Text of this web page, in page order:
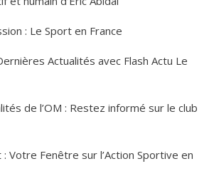
: Le Sport en France
Actualités avec Flash Actu Le
de l’OM : Restez informé sur le club
: Votre Fenêtre sur l’Action Sportive en